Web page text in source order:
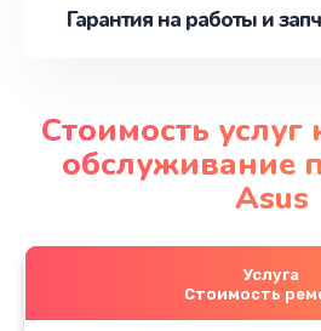
Гарантия на работы и
Стоимость услуг
обслуживание
Asus
Услуга
Стоимость